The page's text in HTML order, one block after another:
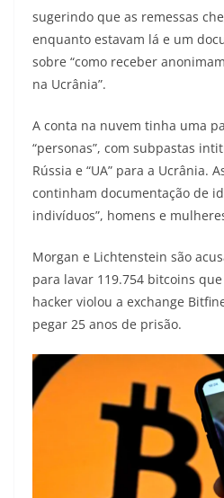
sugerindo que as remessas
enquanto estavam lá e um
sobre “como receber
na Ucrânia”.
A conta na nuvem tinha uma
“personas”, com subpastas
Rússia e “UA” para a Ucrânia.
continham documentação de
indivíduos”, homens e
Morgan e Lichtenstein são
para lavar 119.754 bitcoins
hacker violou a exchange
pegar 25 anos de prisão.